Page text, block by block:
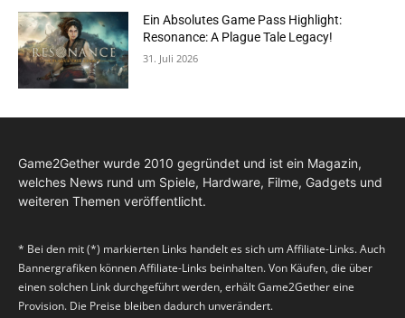
Ein Absolutes Game Pass Highlight:
Resonance: A Plague Tale Legacy!
31. Juli 2026
Game2Gether wurde 2010 gegründet und ist ein Magazin,
welches News rund um Spiele, Hardware, Filme, Gadgets und
weiteren Themen veröffentlicht.
* Bei den mit (*) markierten Links handelt es sich um Affiliate-Links. Auch
Bannergrafiken können Affiliate-Links beinhalten. Von Käufen, die über
einen solchen Link durchgeführt werden, erhält Game2Gether eine
Provision. Die Preise bleiben dadurch unverändert.